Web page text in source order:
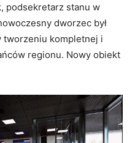
podsekretarz stanu w
dworzec był
tworzeniu kompletnej i
regionu. Nowy obiekt